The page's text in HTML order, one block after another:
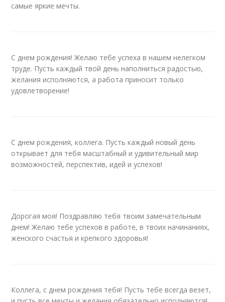
самые яркие мечты.
С днем рождения! Желаю тебе успеха в нашем нелегком
труде. Пусть каждый твой день наполниться радостью,
желания исполняются, а работа приносит только
удовлетворение!
С днем рождения, коллега. Пусть каждый новый день
открывает для тебя масштабный и удивительный мир
возможностей, перспектив, идей и успехов!
Дорогая моя! Поздравляю тебя твоим замечательным
днем! Желаю тебе успехов в работе, в твоих начинаниях,
женского счастья и крепкого здоровья!
Коллега, с днем рождения тебя! Пусть тебе всегда везет,